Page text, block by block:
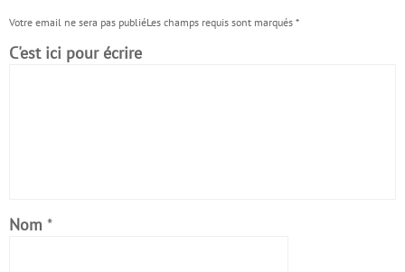
Votre email ne sera pas publiéLes champs requis sont marqués *
C'est ici pour écrire
Nom *